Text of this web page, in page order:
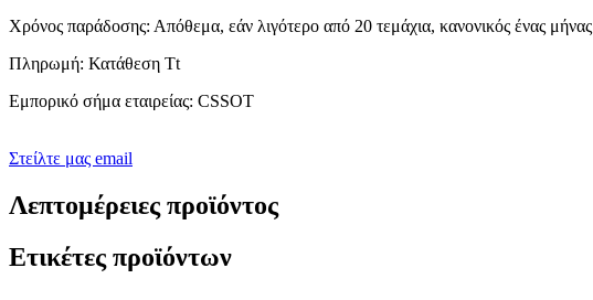
Χρόνος παράδοσης: Απόθεμα, εάν λιγότερο από 20 τεμάχια, κανονικός ένας μήνας
Πληρωμή: Κατάθεση Tt
Εμπορικό σήμα εταιρείας: CSSOT
Στείλτε μας email
Λεπτομέρειες προϊόντος
Ετικέτες προϊόντων